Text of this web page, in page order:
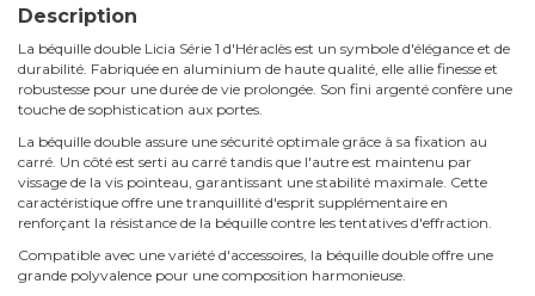
Description
La béquille double Licia Série 1 d'Héraclès est un symbole d'élégance et de
durabilité. Fabriquée en aluminium de haute qualité, elle allie finesse et
robustesse pour une durée de vie prolongée. Son fini argenté confère une
touche de sophistication aux portes.
La béquille double assure une sécurité optimale grâce à sa fixation au
carré. Un côté est serti au carré tandis que l'autre est maintenu par
vissage de la vis pointeau, garantissant une stabilité maximale. Cette
caractéristique offre une tranquillité d'esprit supplémentaire en
renforçant la résistance de la béquille contre les tentatives d'effraction.
Compatible avec une variété d'accessoires, la béquille double offre une
grande polyvalence pour une composition harmonieuse.